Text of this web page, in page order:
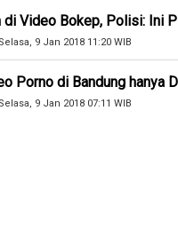
di Video Bokep, Polisi: Ini
Selasa, 9 Jan 2018 11:20 WIB
Porno di Bandung hanya
Selasa, 9 Jan 2018 07:11 WIB